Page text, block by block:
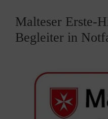
Malteser Erste-
Begleiter in